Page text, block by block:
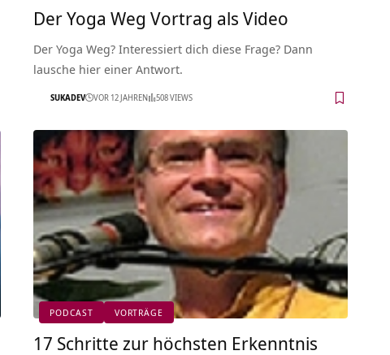
Der Yoga Weg Vortrag als Video
Der Yoga Weg? Interessiert dich diese Frage? Dann
lausche hier einer Antwort.
SUKADEV VOR 12 JAHREN 508 VIEWS
PODCAST VORTRÄGE
17 Schritte zur höchsten Erkenntnis